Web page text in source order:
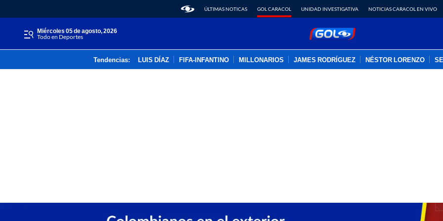
ÚLTIMAS NOTICAS GOL CARACOL UNIDAD INVESTIGATIVA NOTICIAS CARACOL EN VIVO
miércoles 05 de agosto, 2026
Todo en Deportes
Tendencias: LUIS DÍAZ FIFA-INFANTINO MILLONARIOS JAMES RODRÍGUEZ NÉSTOR LORENZO